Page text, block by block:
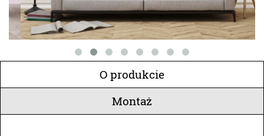
O produkcie
Montaż